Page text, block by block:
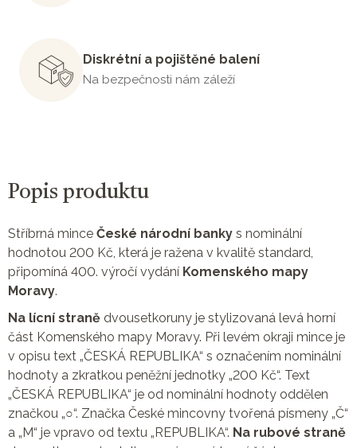
Diskrétní a pojištěné balení
Na bezpečnosti nám záleží
Popis produktu
Stříbrná mince České národní banky s nominální
hodnotou 200 Kč, která je ražena v kvalitě standard,
připomíná 400. výročí vydání Komenského mapy
Moravy.
Na lícní straně dvousetkoruny je stylizovaná levá horní
část Komenského mapy Moravy. Při levém okraji mince je
v opisu text „ČESKÁ REPUBLIKA“ s označením nominální
hodnoty a zkratkou peněžní jednotky „200 Kč“. Text
„ČESKÁ REPUBLIKA“ je od nominální hodnoty oddělen
značkou „○“. Značka České mincovny tvořená písmeny „Č“
a „M“ je vpravo od textu „REPUBLIKA“. Na rubové straně